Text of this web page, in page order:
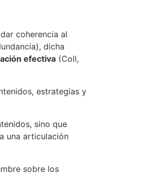
coherencia al
dicha
efectiva (Coll,
estrategias y
sino que
una articulación
sobre los